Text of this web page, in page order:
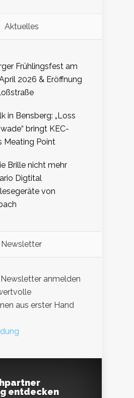
Aktuelles
Frühlingsfest am
2026 & Eröffnung
in Bensberg: „Loss
bringt KEC-
Meating Point
Brille nicht mehr
Digtital
von
Newsletter
anmelden
aus erster Hand
entdecken